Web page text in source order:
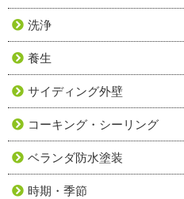
洗浄
養生
サイディング外壁
コーキング・シーリング
ベランダ防水塗装
時期・季節